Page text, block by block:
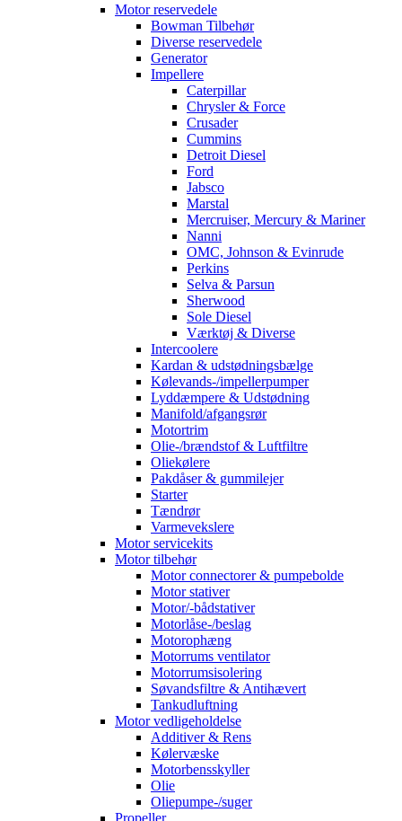
Motor reservedele
Bowman Tilbehør
Diverse reservedele
Generator
Impellere
Caterpillar
Chrysler & Force
Crusader
Cummins
Detroit Diesel
Ford
Jabsco
Marstal
Mercruiser, Mercury & Mariner
Nanni
OMC, Johnson & Evinrude
Perkins
Selva & Parsun
Sherwood
Sole Diesel
Værktøj & Diverse
Intercoolere
Kardan & udstødningsbælge
Kølevands-/impellerpumper
Lyddæmpere & Udstødning
Manifold/afgangsrør
Motortrim
Olie-/brændstof & Luftfiltre
Oliekølere
Pakdåser & gummilejer
Starter
Tændrør
Varmevekslere
Motor servicekits
Motor tilbehør
Motor connectorer & pumpebolde
Motor stativer
Motor/-bådstativer
Motorlåse-/beslag
Motorophæng
Motorrums ventilator
Motorrumsisolering
Søvandsfiltre & Antihævert
Tankudluftning
Motor vedligeholdelse
Additiver & Rens
Kølervæske
Motorbensskyller
Olie
Oliepumpe-/suger